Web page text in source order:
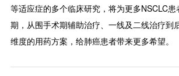
等适应症的多个临床研究，将为更多NSCLC
期，从围手术期辅助治疗、一线及二线治疗到
维度的用药方案，给肺癌患者带来更多希望。